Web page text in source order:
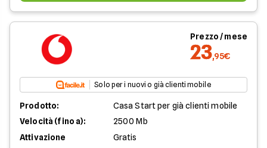
Prezzo / mese
23,95€
Solo per i nuovi o già clienti mobile
Prodotto:
Casa Start per già clienti mobile
Velocità (fino a):
2500 Mb
Attivazione
Gratis